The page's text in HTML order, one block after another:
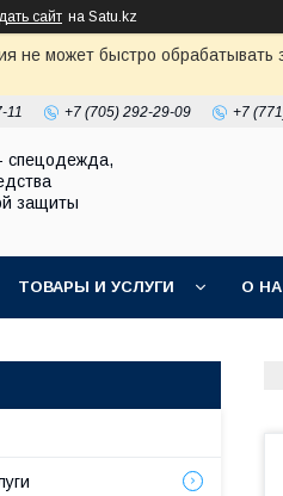
сайт на Satu.kz
не может быстро
11 +7 (705) 292-29-09 +7
спецодежда,
защиты
ТОВАРЫ И УСЛУГИ О